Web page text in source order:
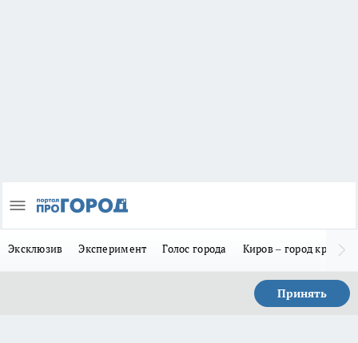
Эксклюзив Эксперимент Голос города Киров – город
Принять